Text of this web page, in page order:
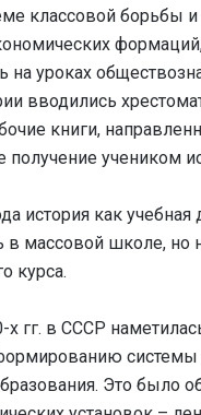
классовой борьбы
на уроках
вводились
книги,
получение учеником
история как учебная
в массовой школе, но
курса.
х гг. в СССР
системы
Это было